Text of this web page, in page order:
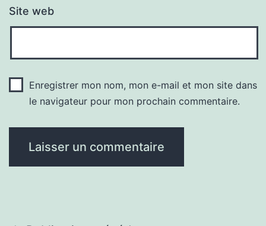
Site web
Enregistrer mon nom, mon e-mail et mon site dans
le navigateur pour mon prochain commentaire.